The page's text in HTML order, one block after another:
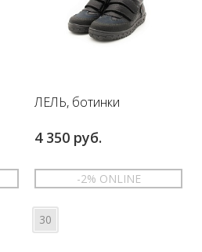
ЛЕЛЬ, ботинки
4 350 руб.
-2% ONLINE
30